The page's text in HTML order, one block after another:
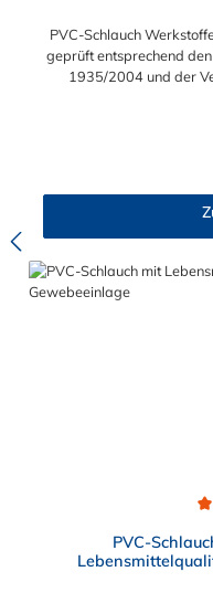
PVC-Schlauch Werkstoffe: PVC glasklar,
geprüft entsprechend
1935/2004 und der
Mineralwasser,
fetthaltige Produkte!).
+40°C nicht
Bei der Durchleitung von
Schlauch vor dem
PVC-